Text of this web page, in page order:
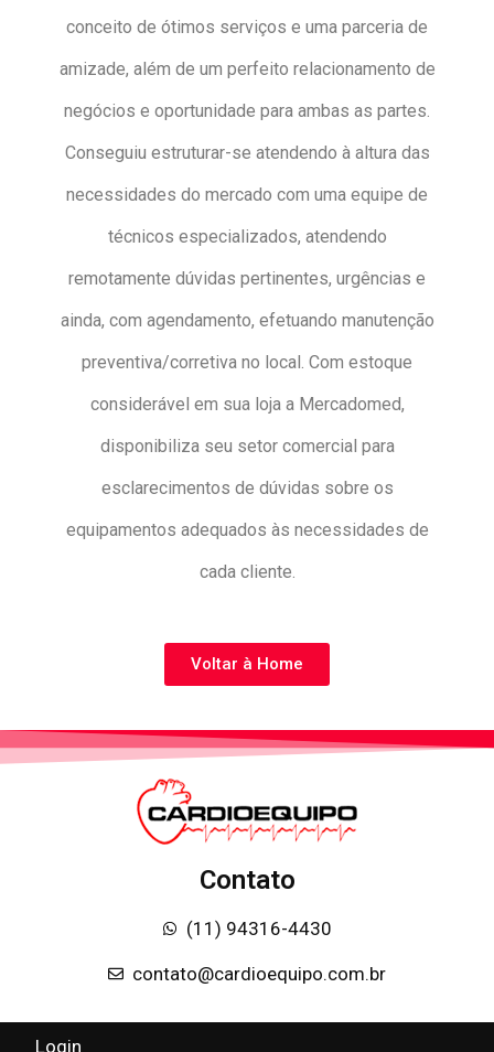
conceito de ótimos serviços e uma parceria de
amizade, além de um perfeito relacionamento de
negócios e oportunidade para ambas as partes.
Conseguiu estruturar-se atendendo à altura das
necessidades do mercado com uma equipe de
técnicos especializados, atendendo
remotamente dúvidas pertinentes, urgências e
ainda, com agendamento, efetuando manutenção
preventiva/corretiva no local. Com estoque
considerável em sua loja a Mercadomed,
disponibiliza seu setor comercial para
esclarecimentos de dúvidas sobre os
equipamentos adequados às necessidades de
cada cliente.
Voltar à Home
Contato
(11) 94316-4430
contato@cardioequipo.com.br
Login